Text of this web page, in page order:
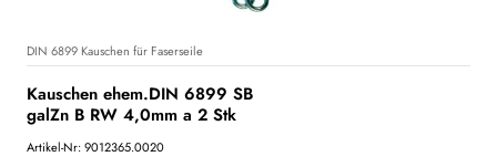
DIN 6899 Kauschen für Faserseile
Kauschen ehem.DIN 6899 SB
galZn B RW 4,0mm a 2 Stk
Artikel-Nr: 9012365.0020